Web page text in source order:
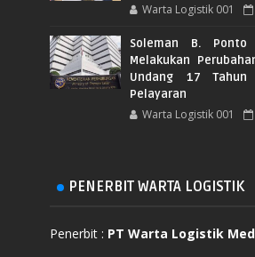
Warta Logistik 001
Soleman B.
Melakukan
Undang 17
Pelayaran
Warta Logistik 001
PENERBIT WARTA LOGISTIK
Penerbit : PT Warta Logistik